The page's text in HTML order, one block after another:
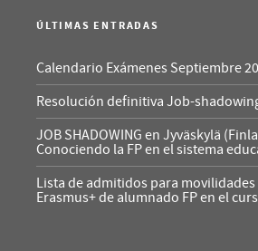
ÚLTIMAS ENTRADAS
Calendario Exámenes Septiembre
Resolución definitiva Job-
JOB SHADOWING en Jyväskylä
Conociendo la FP en el sistema
Lista de admitidos para
Erasmus+ de alumnado FP en el